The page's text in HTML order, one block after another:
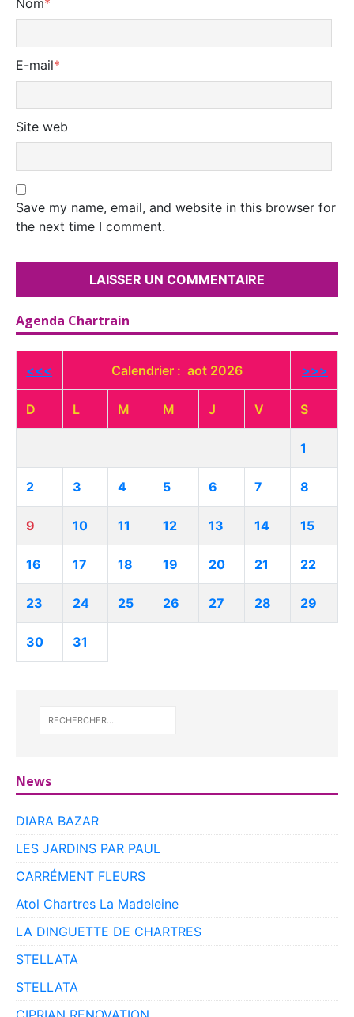
Nom*
E-mail*
Site web
Save my name, email, and website in this browser for
the next time I comment.
Agenda Chartrain
<<< Calendrier : aot 2026 >>>
D L M M J V S
1
2 3 4 5 6 7 8
9 10 11 12 13 14 15
16 17 18 19 20 21 22
23 24 25 26 27 28 29
30 31
News
DIARA BAZAR
LES JARDINS PAR PAUL
CARRÉMENT FLEURS
Atol Chartres La Madeleine
LA DINGUETTE DE CHARTRES
STELLATA
STELLATA